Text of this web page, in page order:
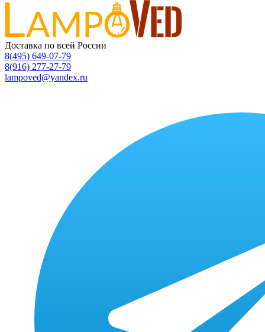
Доставка по всей России
8(495) 649-07-79
8(916) 277-27-79
lampoved@yandex.ru